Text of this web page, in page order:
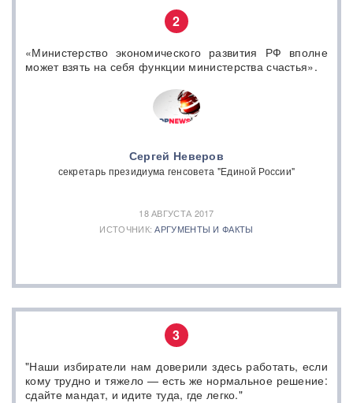
2
«Министерство экономического развития РФ вполне
может взять на себя функции министерства счастья».
Сергей Неверов
секретарь президиума генсовета "Единой России"
18 АВГУСТА 2017
ИСТОЧНИК:АРГУМЕНТЫ И ФАКТЫ
3
"Наши избиратели нам доверили здесь работать, если
кому трудно и тяжело — есть же нормальное решение:
сдайте мандат, и идите туда, где легко."